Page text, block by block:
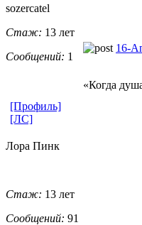
sozercatel
Стаж: 13 лет
Сообщений: 1
16-
«Когда
[Профиль]
[ЛС]
Лора Пинк
Стаж: 13 лет
Сообщений: 91